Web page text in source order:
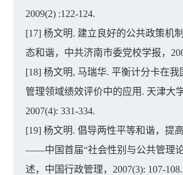
2009(2) :122-124.
[17] 杨文明. 建立良好的公共政策机
态和谐，中共济南市委党校学报，
[18] 杨文明, 马瑞华. 平衡计分卡在我
管理领域绩效评价中的应用. 天津大
2007(4): 331-334.
[19] 杨文明. 倡导两性平等和谐，提
——中国首届“社会性别与公共管理
述，中国行政管理，2007(3): 107-108.